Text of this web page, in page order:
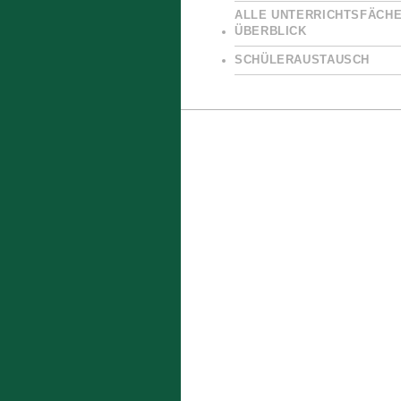
ALLE
ÜBERBLICK
SCHÜLERAUSTAUSCH